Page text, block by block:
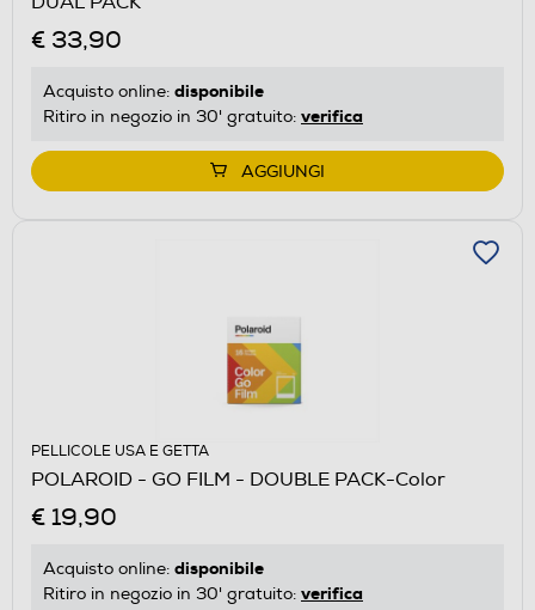
€ 33,90
Acquisto online: disponibile
Ritiro in negozio in 30' gratuito: verifica
AGGIUNGI
PELLICOLE USA E GETTA
POLAROID - GO FILM - DOUBLE PACK-Color
€ 19,90
Acquisto online: disponibile
Ritiro in negozio in 30' gratuito: verifica